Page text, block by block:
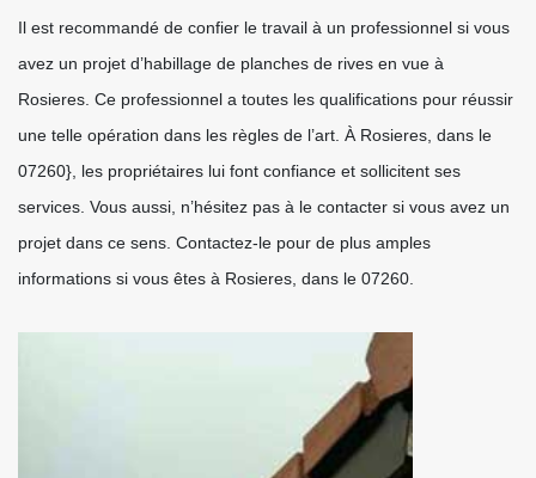
Il est recommandé de confier le travail à un professionnel si vous
avez un projet d’habillage de planches de rives en vue à
Rosieres. Ce professionnel a toutes les qualifications pour réussir
une telle opération dans les règles de l’art. À Rosieres, dans le
07260}, les propriétaires lui font confiance et sollicitent ses
services. Vous aussi, n’hésitez pas à le contacter si vous avez un
projet dans ce sens. Contactez-le pour de plus amples
informations si vous êtes à Rosieres, dans le 07260.